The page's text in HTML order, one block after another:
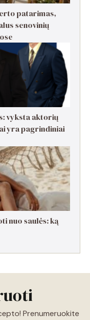
patarimas,
senovinių
vyksta aktorių
yra pagrindiniai
nuo saulės: ką
Prenumeruokite